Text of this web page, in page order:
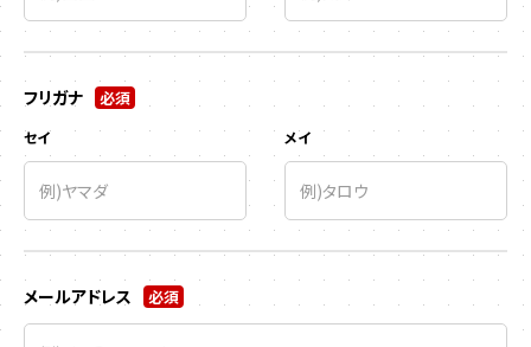
フリガナ 必須
セイ メイ
メールアドレス 必須